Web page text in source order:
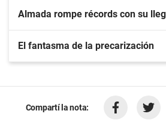
Almada rompe récords con su
El fantasma de la precarización
Compartí la nota: